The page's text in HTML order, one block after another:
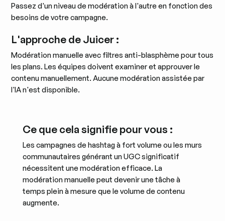
Passez d'un niveau de modération à l'autre en fonction des
besoins de votre campagne.
L'approche de Juicer :
Modération manuelle avec filtres anti-blasphème pour tous
les plans. Les équipes doivent examiner et approuver le
contenu manuellement. Aucune modération assistée par
l'IA n'est disponible.
Ce que cela signifie pour vous :
Les campagnes de hashtag à fort volume ou les murs
communautaires générant un UGC significatif
nécessitent une modération efficace. La
modération manuelle peut devenir une tâche à
temps plein à mesure que le volume de contenu
augmente.